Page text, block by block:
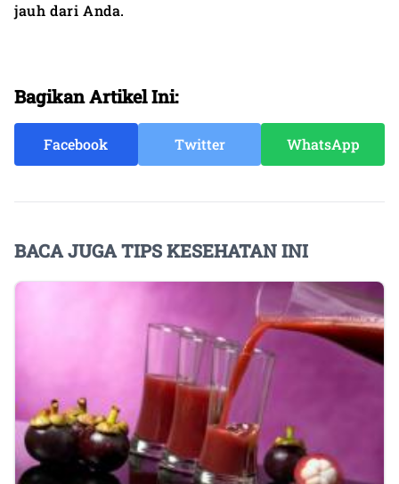
jauh dari Anda.
Bagikan Artikel Ini:
Facebook Twitter WhatsApp
BACA JUGA TIPS KESEHATAN INI